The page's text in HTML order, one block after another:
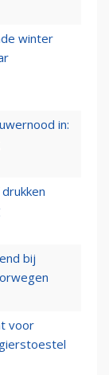
winter
in:
bij
voor